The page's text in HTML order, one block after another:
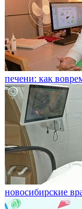
печени: как
новосибирские